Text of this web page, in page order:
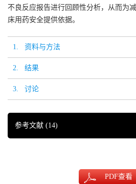
不良反应报告进行回顾性分析，从而为
床用药安全提供依据。
1. 资料与方法
2. 结果
3. 讨论
参考文献 (14)
PDF查看